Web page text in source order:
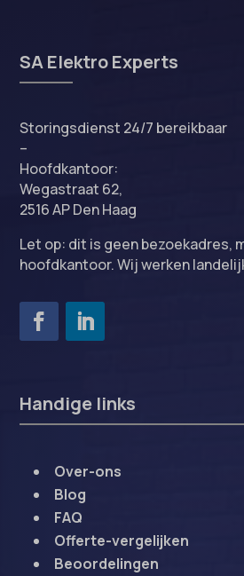
SA Elektro Experts
Storingsdienst 24/7 bereikbaar
–
Hoofdkantoor:
Wegastraat 62,
2516 AP Den Haag
Let op: dit is geen bezoekadres,
hoofdkantoor. Wij werken
Handige links
Over-ons
Blog
FAQ
Offerte-vergelijken
Beoordelingen